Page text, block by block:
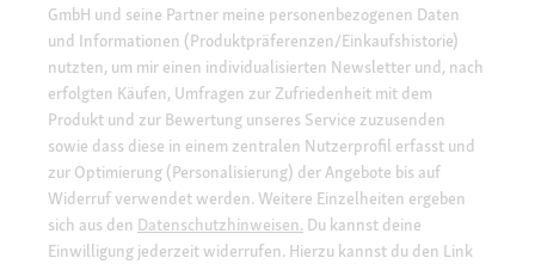
GmbH und seine Partner meine personenbezogenen Daten
und Informationen (Produktpräferenzen/Einkaufshistorie)
nutzten, um mir einen individualisierten Newsletter und, nach
erfolgten Käufen, Umfragen zur Zufriedenheit mit dem
Produkt und zur Bewertung unseres Service zuzusenden
sowie dass diese in einem zentralen Nutzerprofil erfasst und
zur Optimierung (Personalisierung) der Angebote bis auf
Widerruf verwendet werden. Weitere Einzelheiten ergeben
sich aus den Datenschutzhinweisen. Du kannst deine
Einwilligung jederzeit widerrufen. Hierzu kannst du den Link